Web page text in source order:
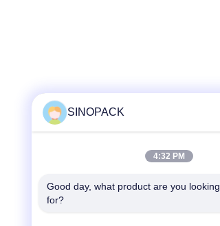
Tel
SINOPACK
4:32 PM
Good day, what product are you looking
for?